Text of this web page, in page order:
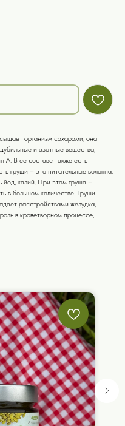
организм сахарами, она
и азотные вещества,
А. В ее составе также есть
груши – это питательные волокна.
йод, калий. При этом груша –
в большом количестве. Груши
расстройствами желудка,
в кроветворном процессе,